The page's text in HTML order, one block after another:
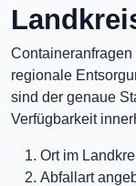
regionale
sind der genaue
Verfügbarkeit
Ort im
Abfallart